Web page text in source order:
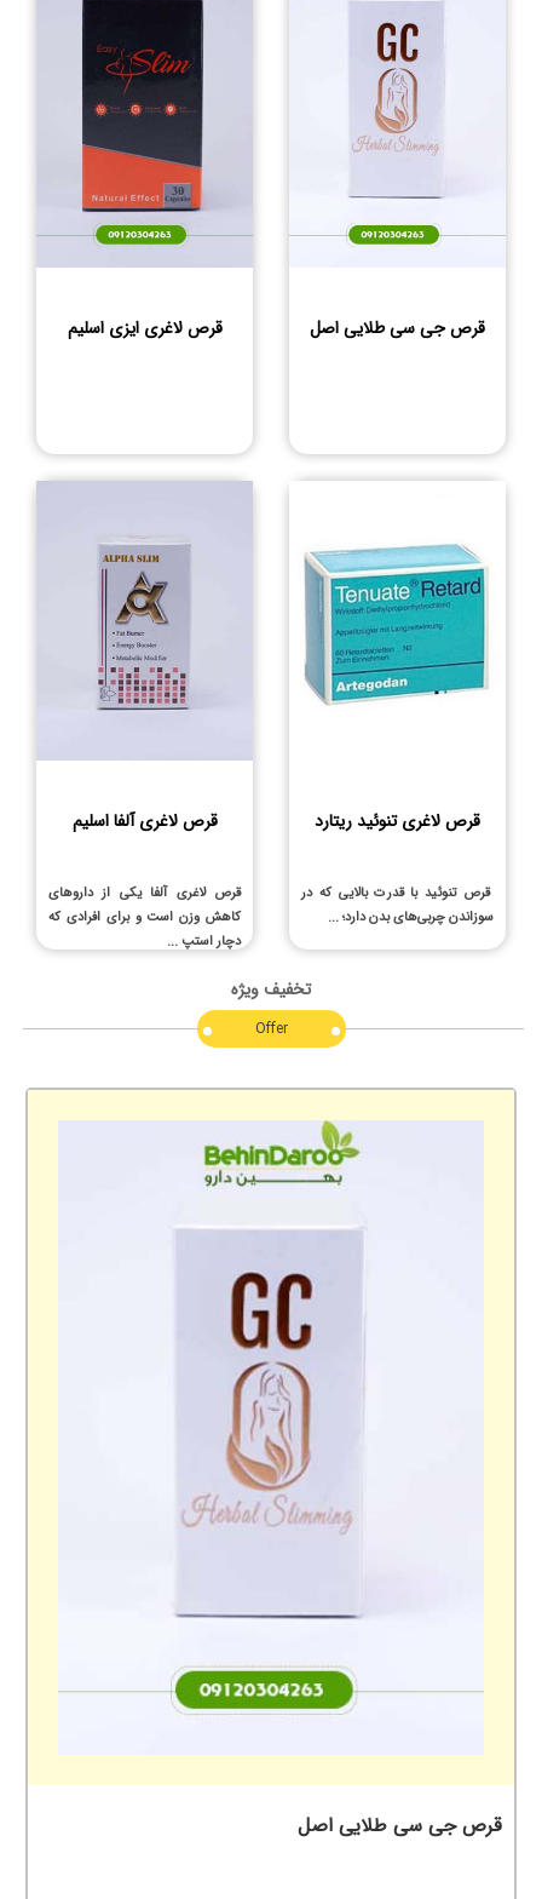
قرص جی سی طلایی اصل قرص لاغری ایزی اسلیم
قرص لاغری تنوئید ریتارد
قرص تنوئید با قدرت بالایی که در
سوزاندن چربی‌های بدن دارد؛ ...
قرص لاغری آلفا اسلیم
قرص لاغری آلفا یکی از داروهای
کاهش وزن است و برای افرادی که
دچار استپ ...
تخفیف ویژه
Offer
قرص جی سی طلایی اصل